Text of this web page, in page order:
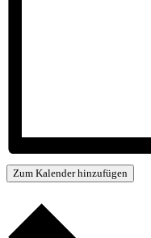
Zum Kalender hinzufügen